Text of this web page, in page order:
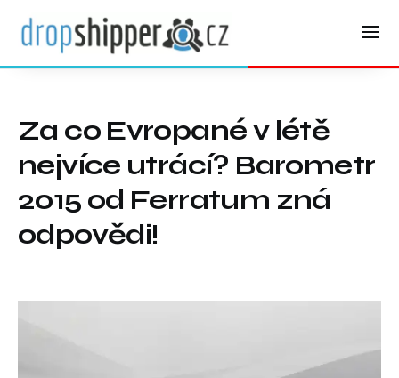
Za co Evropané v létě
nejvíce utrácí? Barometr
2015 od Ferratum zná
odpovědi!